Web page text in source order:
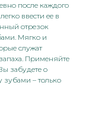
после каждого
ввести ее в
отрезок
Мягко и
служат
Применяйте
забудете о
зубами – только